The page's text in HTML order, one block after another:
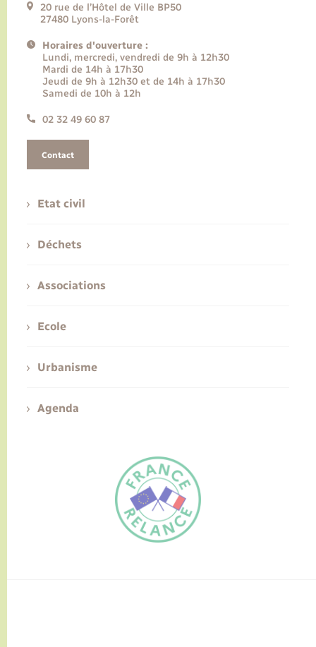
FR
20 rue de l’Hôtel de Ville BP50
27480 Lyons-la-Forêt
Horaires d'ouverture :
Lundi, mercredi, vendredi de 9h à 12h30
Mardi de 14h à 17h30
Jeudi de 9h à 12h30 et de 14h à 17h30
Samedi de 10h à 12h
02 32 49 60 87
Contact
Etat civil
Déchets
Associations
Ecole
Urbanisme
Agenda